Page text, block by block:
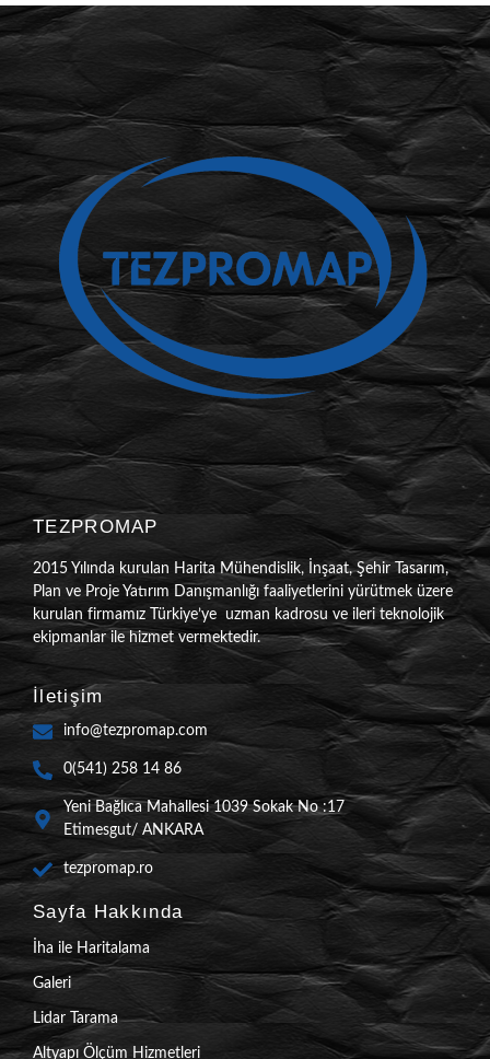
TEZPROMAP
2015 Yılında kurulan Harita Mühendislik, İnşaat, Şehir Tasarım,
Plan ve Proje Yatırım Danışmanlığı faaliyetlerini yürütmek üzere
kurulan firmamız Türkiye’ye uzman kadrosu ve ileri teknolojik
ekipmanlar ile hizmet vermektedir.
İletişim
info@tezpromap.com
0(541) 258 14 86
Yeni Bağlıca Mahallesi 1039 Sokak No :17
Etimesgut/ ANKARA
tezpromap.ro
Sayfa Hakkında
İha ile Haritalama
Galeri
Lidar Tarama
Altyapı Ölçüm Hizmetleri